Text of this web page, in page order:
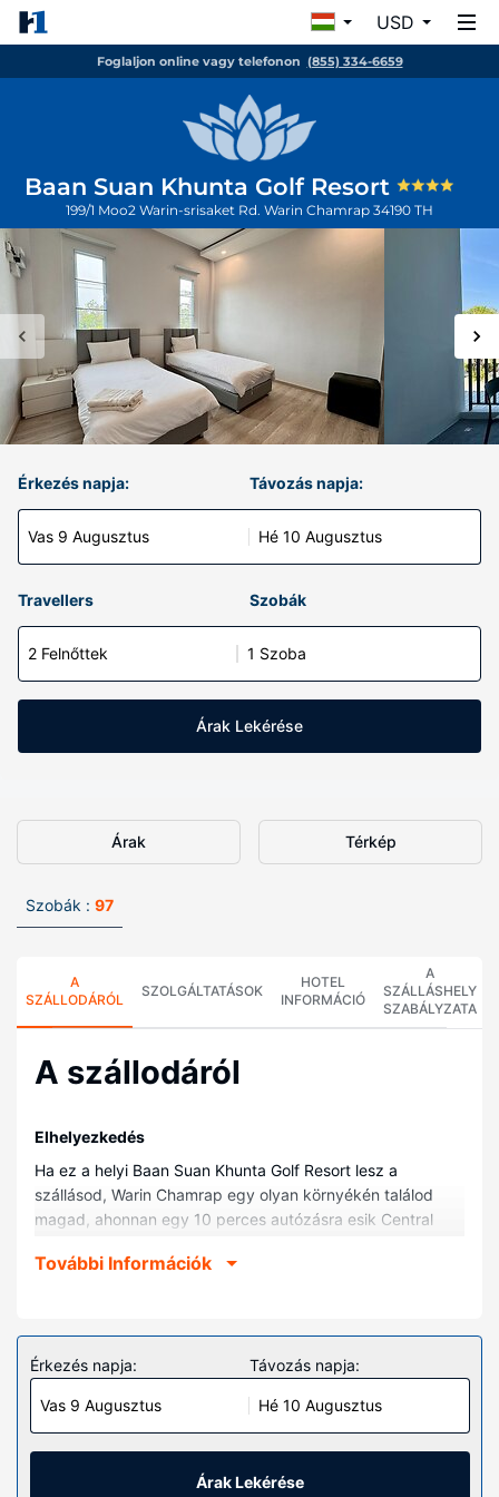
USD
Foglaljon online vagy telefonon (855) 334-6659
Baan Suan Khunta Golf Resort
199/1 Moo2 Warin-srisaket Rd. Warin Chamrap 34190 TH
Érkezés napja:
Vas 9 Augusztus
Távozás napja:
Hé 10 Augusztus
Travellers Szobák
2 Felnőttek 1 Szoba
Árak Lekérése
Árak Térkép
Szobák : 97
A
SZÁLLODÁRÓL
SZOLGÁLTATÁSOK
HOTEL
INFORMÁCIÓ
A
SZÁLLÁSHELY
SZABÁLYZATA
A szállodáról
Elhelyezkedés
Ha ez a helyi Baan Suan Khunta Golf Resort lesz a
szállásod, Warin Chamrap egy olyan környékén találod
magad, ahonnan egy 10 perces autózásra esik Central
8,8 km-re található Ubon Ratchathani Nemzeti Múzeum, ill.
Helyezze magát kényelembe a(z) 97 légkondicionált
szoba egyikében, melyekben hűtőszekrény és
síkképernyős televízió is található. Ingyenes vezeték
nélküli internet-hozzáférés és a televíziókon nézhető
digitális csatornák kínálata mind a vendégek
kikapcsolódását szolgálja. A(z) privát fürdőszoba
További Információk
Érkezés napja:
Vas 9 Augusztus
Távozás napja:
Hé 10 Augusztus
Árak Lekérése